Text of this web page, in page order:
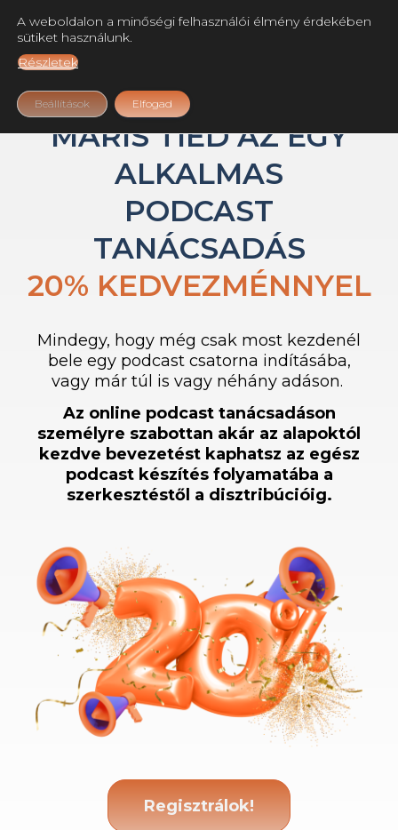
GRATULÁLOK!
MÁRIS TIÉD AZ EGY
ALKALMAS
PODCAST
TANÁCSADÁS
20% KEDVEZMÉNNYEL
Mindegy, hogy még csak most kezdenél
bele egy podcast csatorna indításába,
vagy már túl is vagy néhány adáson.
Az online podcast tanácsadáson
személyre szabottan akár az alapoktól
kezdve bevezetést kaphatsz az egész
podcast készítés folyamatába a
szerkesztéstől a disztribúcióig.
Regisztrálok!
A weboldalon a minőségi felhasználói élmény érdekében
sütiket használunk.
Részletek
Elfogad
Beállítások